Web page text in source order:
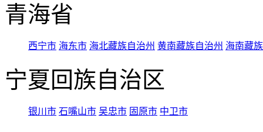
青海省
西宁市 海东市 海北藏族自治州 黄南藏族自治州 海南藏
宁夏回族自治区
银川市 石嘴山市 吴忠市 固原市 中卫市